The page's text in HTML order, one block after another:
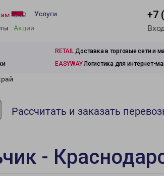
Услуги
Акции
+7
RETAILДоставка в торговые сети и
EASYWAYЛогистика для интернет-
Рассчитать и заказать
-